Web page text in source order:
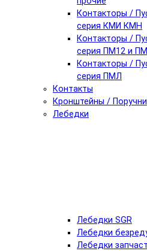
Контакторы /
серия КМИ КМН
Контакторы /
серия ПМ12 и
Контакторы /
серия ПМЛ
Контакты
Кронштейны / Поручни
Лебедки
Лебедки SGR
Лебедки
Лебедки